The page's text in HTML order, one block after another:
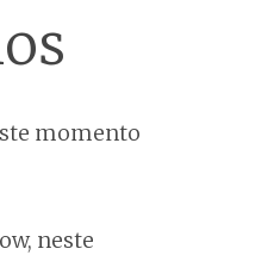
momento
neste